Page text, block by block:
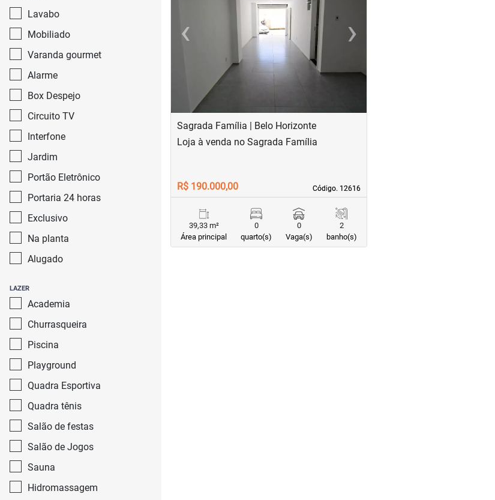
Lavabo
Mobiliado
Varanda gourmet
Alarme
Box Despejo
Circuito TV
Interfone
Jardim
Portão Eletrônico
Portaria 24 horas
Exclusivo
Na planta
Alugado
LAZER
Academia
Churrasqueira
Piscina
Playground
Quadra Esportiva
Quadra tênis
Salão de festas
Salão de Jogos
Sauna
Hidromassagem
‹Previous ›
Next
Sagrada Família | Belo Horizonte
Código. 12616
Código. 12616
Loja à venda no Sagrada Família
R$ 190.000,00
39,33 m²
Área principal
0
quarto(s)
0
Vaga(s)
2
banho(s)